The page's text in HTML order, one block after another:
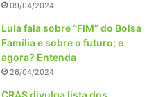
09/04/2024
Lula fala sobre “FIM” do Bolsa
Família e sobre o futuro; e
agora? Entenda
26/04/2024
CRAS divulga lista dos